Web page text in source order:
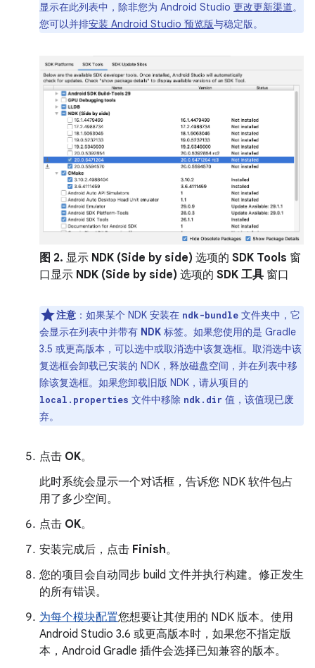
显示在此列表中，除非您为 Android Studio 更改更新渠道。
您可以并排安装 Android Studio 预览版与稳定版。
图 2. 显示 NDK (Side by side) 选项的 SDK Tools 窗
口显示 NDK (Side by side) 选项的 SDK 工具 窗口
注意 ： 如果某个 NDK 安装在 ndk-bundle 文件夹中，它
会显示在列表中并带有 NDK 标签。如果您使用的是 Gradle
3.5 或更高版本，可以选中或取消选中该复选框。取消选中该
复选框会卸载已安装的 NDK，释放磁盘空间，并在列表中移
除该复选框。如果您卸载旧版 NDK，请从项目的
local.properties 文件中移除 ndk.dir 值，该值现已废
弃。
点击 OK。
此时系统会显示一个对话框，告诉您 NDK 软件包占
用了多少空间。
点击 OK。
安装完成后，点击 Finish。
您的项目会自动同步 build 文件并执行构建。修正发生
的所有错误。
为每个模块配置您想要让其使用的 NDK 版本。使用
Android Studio 3.6 或更高版本时，如果您不指定版
本，Android Gradle 插件会选择已知兼容的版本。